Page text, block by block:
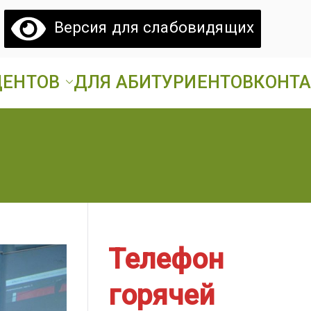
Версия для слабовидящих
аграрный техникум».
ДЛЯ АБИТУРИЕНТОВ
Телефон
горячей